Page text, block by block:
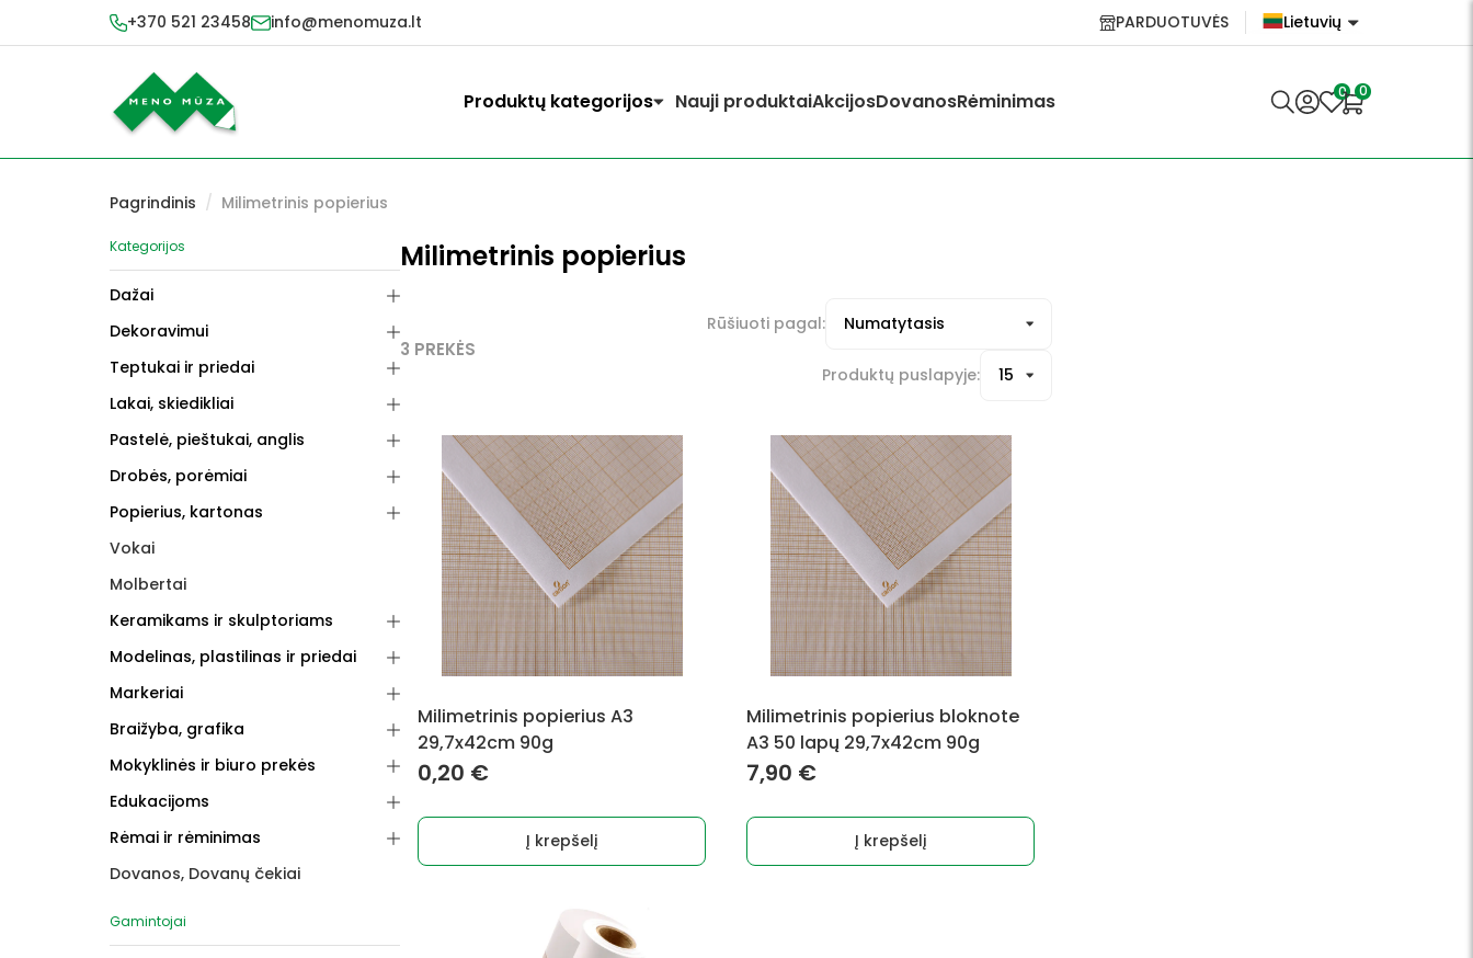
+370 521 23458 info@menomuza.lt PARDUOTUVĖS
Lietuvių
Lietuvių
Produktų kategorijos Nauji produktaiAkcijosDovanosRėminimas 0 0
Pagrindinis / Milimetrinis popierius
Kategorijos
Dažai
Dekoravimui
Teptukai ir priedai
Lakai, skiedikliai
Pastelė, pieštukai, anglis
Drobės, porėmiai
Popierius, kartonas
Vokai
Molbertai
Keramikams ir skulptoriams
Modelinas, plastilinas ir priedai
Markeriai
Braižyba, grafika
Mokyklinės ir biuro prekės
Edukacijoms
Rėmai ir rėminimas
Dovanos, Dovanų čekiai
Gamintojai
Milimetrinis popierius
3 PREKĖS
Produktų puslapyje:
Rūšiuoti pagal:
Milimetrinis popierius A3
29,7x42cm 90g
0,20 €
Į krepšelį
Milimetrinis popierius bloknote
A3 50 lapų 29,7x42cm 90g
7,90 €
Į krepšelį